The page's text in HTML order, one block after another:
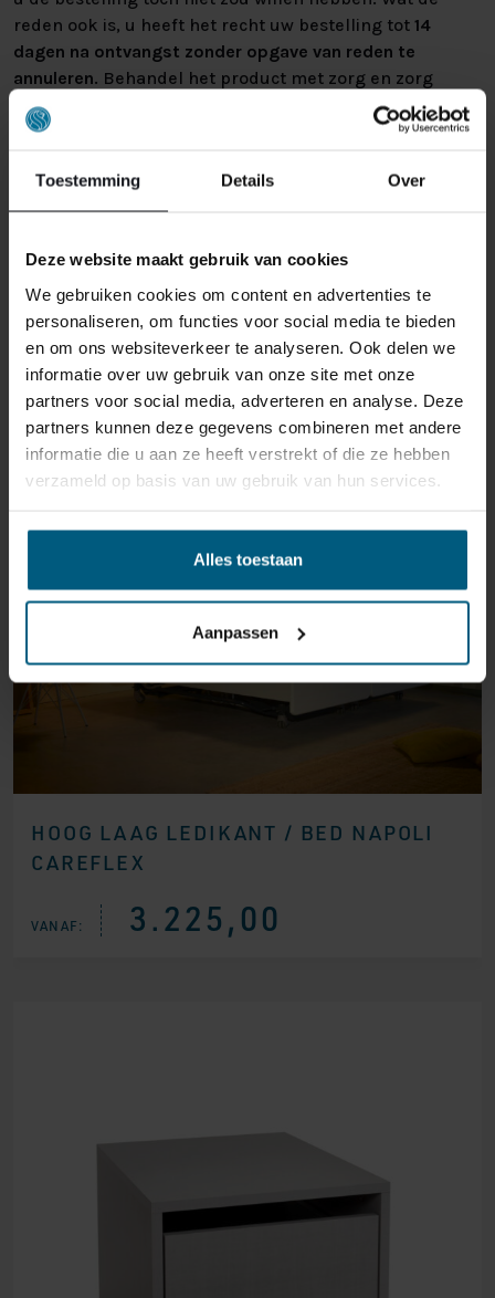
Toestemming Details Over
Deze website maakt gebruik van cookies
We gebruiken cookies om content en advertenties te
personaliseren, om functies voor social media te bieden
en om ons websiteverkeer te analyseren. Ook delen we
informatie over uw gebruik van onze site met onze
partners voor social media, adverteren en analyse. Deze
partners kunnen deze gegevens combineren met andere
informatie die u aan ze heeft verstrekt of die ze hebben
verzameld op basis van uw gebruik van hun services.
Alles toestaan
Aanpassen
reden ook is, u heeft het recht uw bestelling tot 14
dagen na ontvangst zonder opgave van reden te
annuleren. Behandel het product met zorg en zorg
ervoor dat deze bij het retour sturen goed verpakt is.
Mocht het product beschadigd zijn of is de verpakking
waardevermindering van het product aan u
doorberekenen.
GERELATEERDE PRODUCTEN
HOOG LAAG LEDIKANT / BED NAPOLI
CAREFLEX
VANAF: 3.225,00